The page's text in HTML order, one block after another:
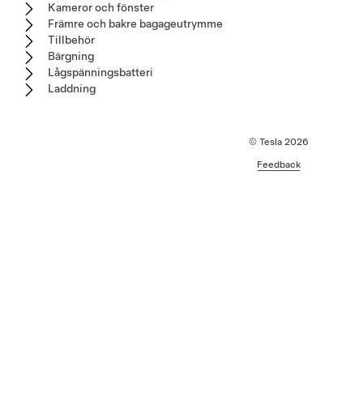
Kameror och fönster
Främre och bakre bagageutrymme
Tillbehör
Bärgning
Lågspänningsbatteri
Laddning
© Tesla 2026
Feedback